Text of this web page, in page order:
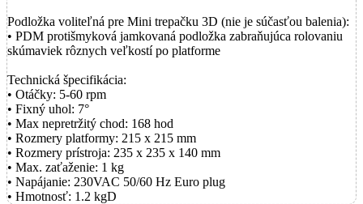
Podložka voliteľná pre Mini trepačku 3D (nie je súčasťou balenia):
• PDM protišmyková jamkovaná podložka zabraňujúca rolovaniu
skúmaviek rôznych veľkostí po platforme
Technická špecifikácia:
• Otáčky: 5-60 rpm
• Fixný uhol: 7°
• Max nepretržitý chod: 168 hod
• Rozmery platformy: 215 x 215 mm
• Rozmery prístroja: 235 x 235 x 140 mm
• Max. zaťaženie: 1 kg
• Napájanie: 230VAC 50/60 Hz Euro plug
• Hmotnosť: 1.2 kgD